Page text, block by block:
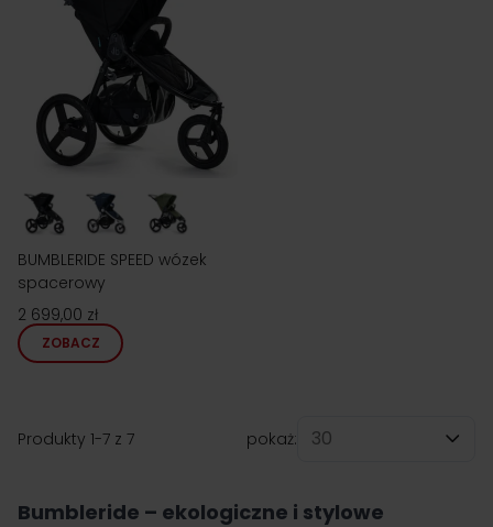
BUMBLERIDE SPEED wózek
spacerowy
2 699,00 zł
ZOBACZ
Produkty 1-7 z 7
pokaż:
Bumbleride – ekologiczne i stylowe